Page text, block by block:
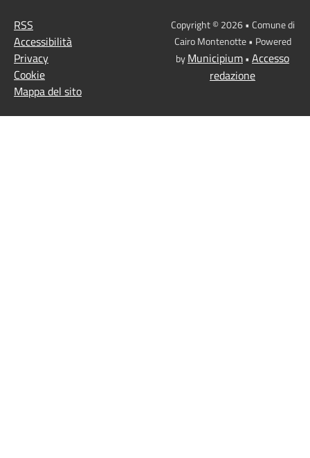
RSS
Accessibilità
Privacy
Cookie
Mappa del sito
Copyright © 2026 • Comune di
Cairo Montenotte • Powered
byMunicipium• Accesso
redazione